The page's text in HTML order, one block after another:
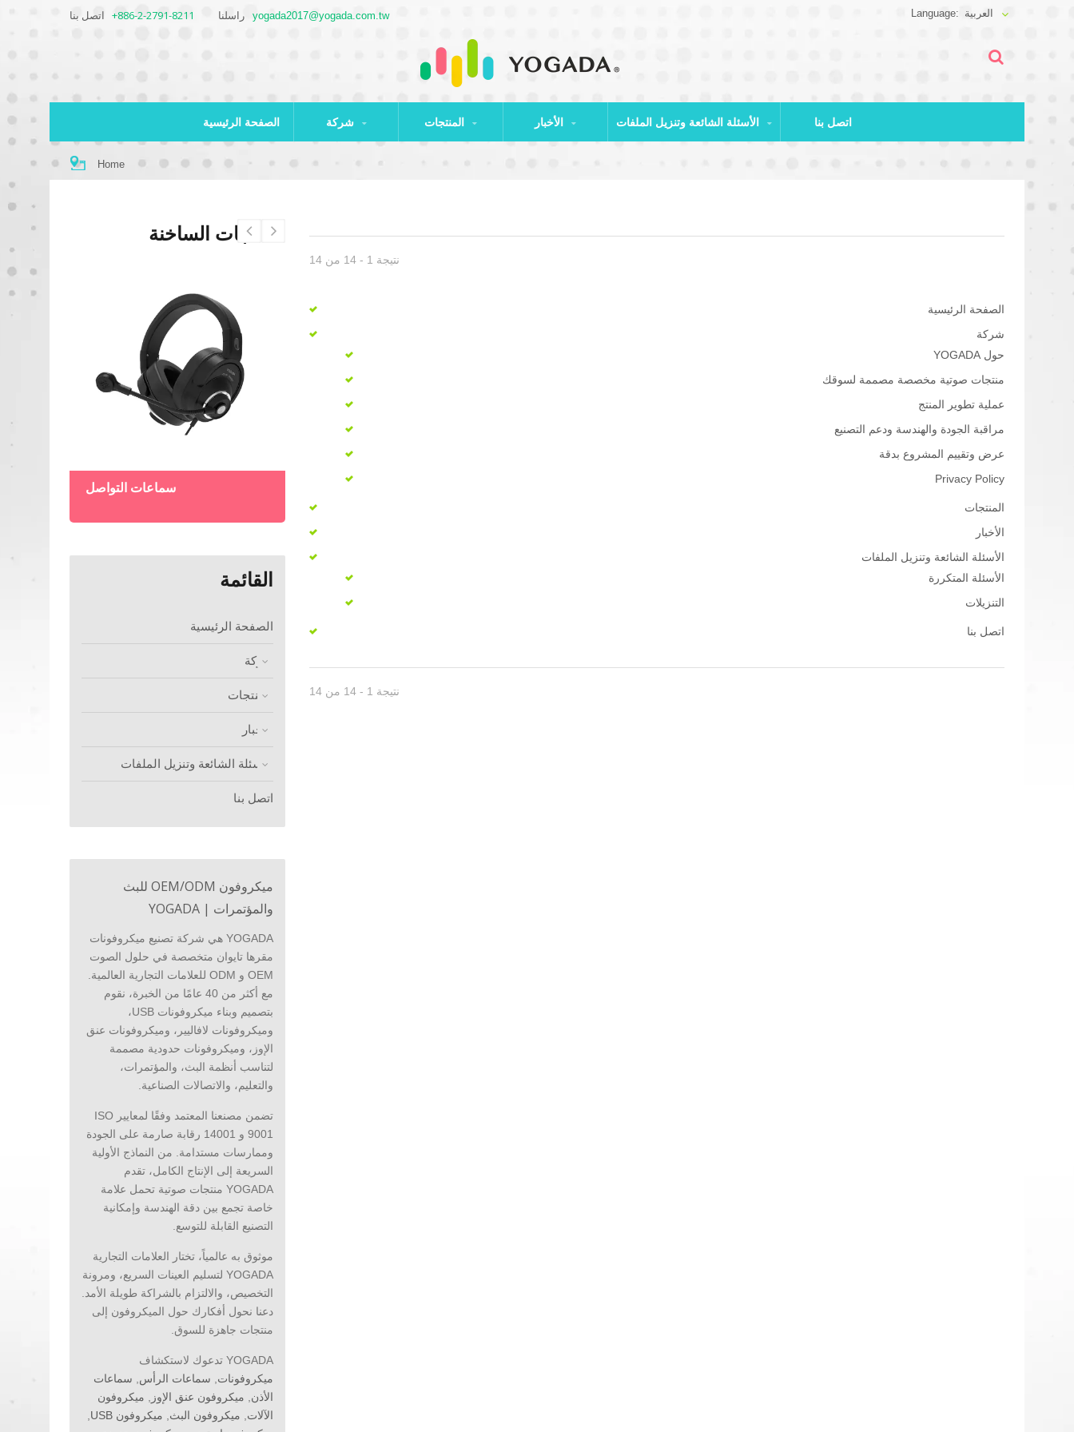
+886-2-2791-8211 yogada2017@yogada.com.tw العربية
الصفحة الرئيسية شركة اتصل بنا
Home
المنتجات الساخنة
سماعات التواصل
ميكروفونات الحدود
القائمة
الصفحة الرئيسية
شركة
المنتجات
الأخبار
الأسئلة الشائعة وتنزيل الملفات
اتصل بنا
ميكروفون OEM/ODM للبث
والمؤتمرات | YOGADA
YOGADA هي شركة تصنيع ميكروفونات
مقرها تايوان متخصصة في حلول الصوت
OEM و ODM للعلامات التجارية العالمية.
مع أكثر من 40 عامًا من الخبرة، نقوم
بتصميم وبناء ميكروفونات USB،
وميكروفونات لافاليير، وميكروفونات عنق
الإوز، وميكروفونات حدودية مصممة
لتناسب أنظمة البث، والمؤتمرات،
والتعليم، والاتصالات الصناعية.
تضمن مصنعنا المعتمد وفقًا لمعايير ISO
9001 و 14001 رقابة صارمة على الجودة
وممارسات مستدامة. من النماذج الأولية
السريعة إلى الإنتاج الكامل، تقدم
YOGADA منتجات صوتية تحمل علامة
خاصة تجمع بين دقة الهندسة وإمكانية
التصنيع القابلة للتوسع.
موثوق به عالمياً، تختار العلامات التجارية
YOGADA لتسليم العينات السريع، ومرونة
التخصيص، والالتزام بالشراكة طويلة الأمد.
دعنا نحول أفكارك حول الميكروفون إلى
منتجات جاهزة للسوق.
YOGADA تدعوك لاستكشاف
ميكروفونات, سماعات الرأس, سماعات
الأذن, ميكروفون عنق الإوز , ميكروفون
الآلات, ميكروفون البث, ميكروفون USB
,
نتيجة 1 - 14 من 14
الصفحة الرئيسية
شركة
حول YOGADA
منتجات صوتية مخصصة مصممة لسوقك
عملية تطوير المنتج
مراقبة الجودة والهندسة ودعم التصنيع
عرض وتقييم المشروع بدقة
Privacy Policy
المنتجات
الأخبار
الأسئلة الشائعة وتنزيل الملفات
الأسئلة المتكررة
التنزيلات
اتصل بنا
نتيجة 1 - 14 من 14